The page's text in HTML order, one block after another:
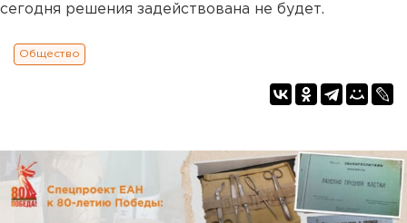
сегодня решения задействована не будет.
Общество